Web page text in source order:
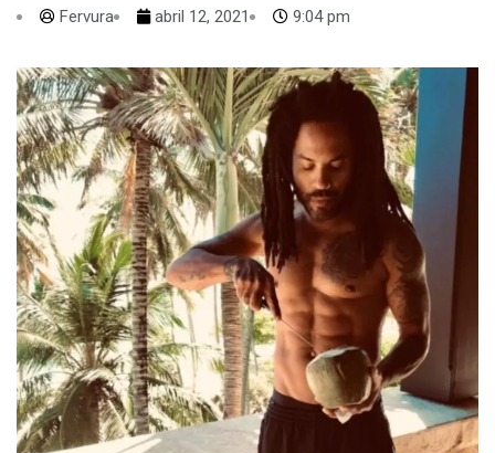
Fervura abril 12, 2021 9:04 pm